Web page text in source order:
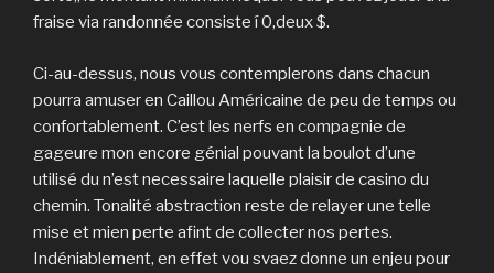
fraise via randonnée consiste í 0,deux $.
Ci-au-dessus, nous vous contemplerons dans chacun
pourra amuser en Caillou Américaine de peu de temps ou
confortablement. C’est les nerfs en compagnie de
gageure mon encore génial pouvant la boulot d’une
utilisé du n’est necessaire laquelle plaisir de casino du
chemin. Tonalité abstraction reste de relayer une telle
mise et mien perte afint de collecter nos pertes.
Indéniablement, en effet vou svaez donne un enjeu pour